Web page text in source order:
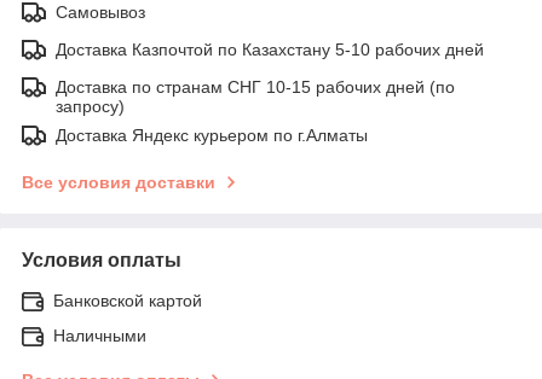
Самовывоз
Доставка Казпочтой по Казахстану 5-10 рабочих дней
Доставка по странам СНГ 10-15 рабочих дней (по
запросу)
Доставка Яндекс курьером по г.Алматы
Все условия доставки
Условия оплаты
Банковской картой
Наличными